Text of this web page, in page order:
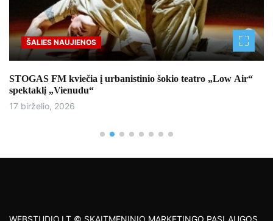
ŠALIES NAUJIENOS
STOGAS FM kviečia į urbanistinio šokio teatro „Low Air“
spektaklį „Vienudu“
17 birželio, 2026